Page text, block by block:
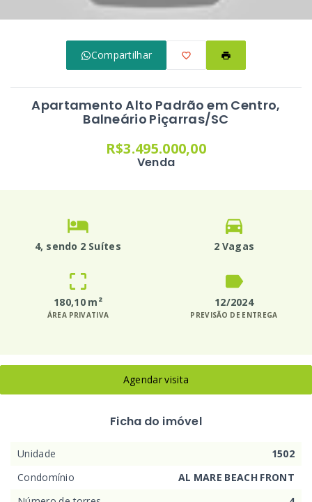
Compartilhar
Apartamento Alto Padrão em Centro,
Balneário Piçarras/SC
R$3.495.000,00
Venda
4, sendo 2 Suítes 2 Vagas
180,10 m²
ÁREA PRIVATIVA
12/2024
PREVISÃO DE ENTREGA
Agendar visita
Ficha do imóvel
Unidade
1502
Condomínio
AL MARE BEACH FRONT